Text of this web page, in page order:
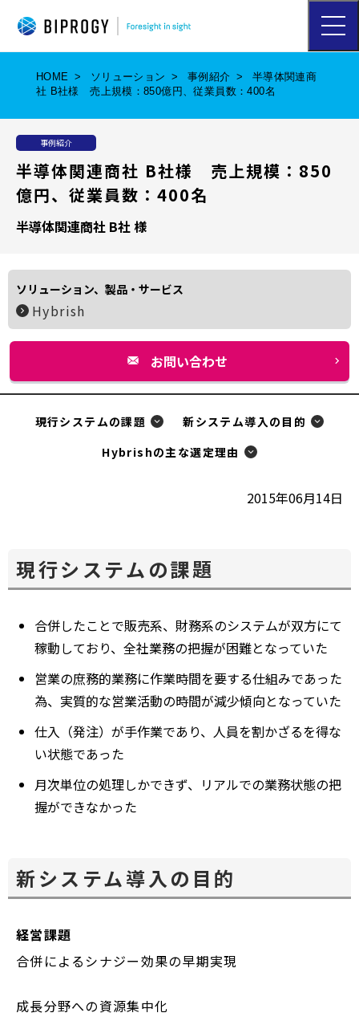
ハ
ン
メ
ー
を
HOME ソリューション 事例紹介
半導体関連商
社 B社様 売上規模：850億円、従業員数：400名
事例紹介
半導体関連商社 B社様 売上規模：850
億円、従業員数：400名
半導体関連商社 B社 様
ソリューション、製品・サービス
Hybrish
お問い合わせ
ウ
ィ
ド
現行システムの課題
新システム導入の目的
Hybrishの主な選定理由
2015年06月14日
現行システムの課題
合併したことで販売系、財務系のシステムが双方にて
稼動しており、全社業務の把握が困難となっていた
営業の庶務的業務に作業時間を要する仕組みであった
為、実質的な営業活動の時間が減少傾向となっていた
仕入（発注）が手作業であり、人員を割かざるを得な
い状態であった
月次単位の処理しかできず、リアルでの業務状態の把
握ができなかった
新システム導入の目的
経営課題
合併によるシナジー効果の早期実現
成長分野への資源集中化